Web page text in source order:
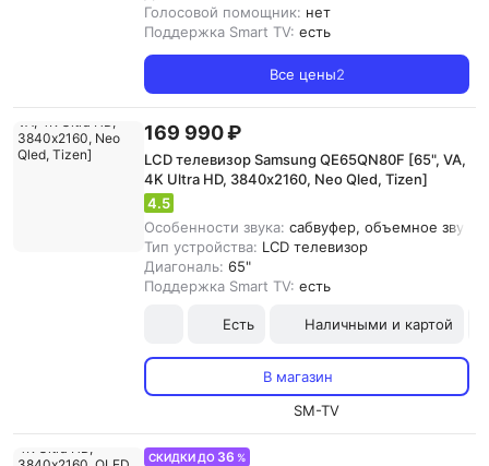
Голосовой помощник: нет
Поддержка Smart TV: есть
Все цены2
169 990 ₽
LCD телевизор Samsung QE65QN80F [65", VA,
4K Ultra HD, 3840х2160, Neo Qled, Tizen]
4.5
Особенности звука: сабвуфер, объемное
Тип устройства: LCD телевизор
Диагональ: 65"
Поддержка Smart TV: есть
Есть Наличными и картой
В магазин
SM-TV
СКИДКИ ДО 36 %